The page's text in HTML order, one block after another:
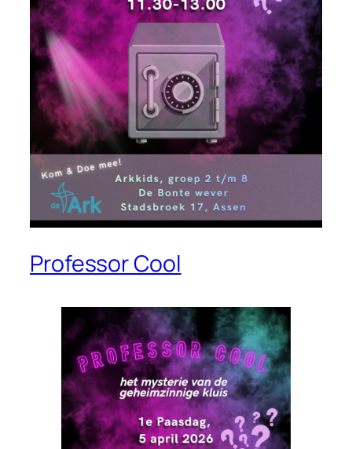
Professor Cool